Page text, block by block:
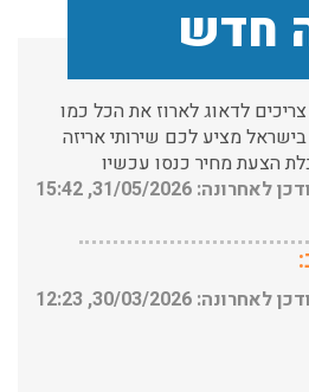
חדש
לדאוג לארוז את הכל כמו
מציע לכם שירותי אריזה
הצעת מחיר כנסו עכשיו
לאחרונה: 31/05/2026, 15:42
לאחרונה: 30/03/2026, 12:23